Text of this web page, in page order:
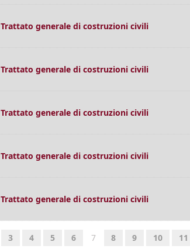
Trattato generale di costruzioni civili
Trattato generale di costruzioni civili
Trattato generale di costruzioni civili
Trattato generale di costruzioni civili
Trattato generale di costruzioni civili
3 4 5 6 7 8 9 10 11